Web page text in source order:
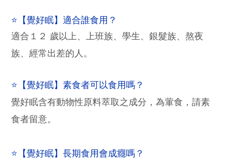
⭐【覺好眠】適合誰食用？
適合１２ 歲以上、上班族、學生、銀髮族、熬夜
族、經常出差的人。
⭐ 【覺好眠】素食者可以食用嗎？
覺好眠含有動物性原料萃取之成分，為葷食，請素
食者留意。
⭐ 【覺好眠】長期食用會成癮嗎？